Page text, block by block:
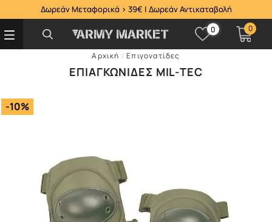
Δωρεάν Μεταφορικά > 39€ | Δωρεάν Αντικαταβολή
0 0
Αρχική /Επιγονατίδες
ΕΠΙΑΓΚΩΝΊΔΕΣ MIL-TEC
-10%